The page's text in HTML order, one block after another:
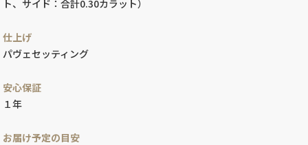
ト、サイド：合計0.30カラット）
仕上げ
パヴェセッティング
安心保証
１年
お届け予定の目安